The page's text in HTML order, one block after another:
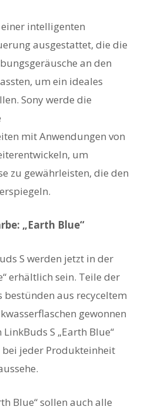
intelligenten
ausgestattet, die die
an den
um ein ideales
Sony werde die
mit Anwendungen von
um
zu gewährleisten, die den
„Earth Blue“
S werden jetzt in der
erhältlich sein. Teile der
aus recyceltem
gewonnen
S „Earth Blue“
jeder Produkteinheit
Blue“ sollen auch alle